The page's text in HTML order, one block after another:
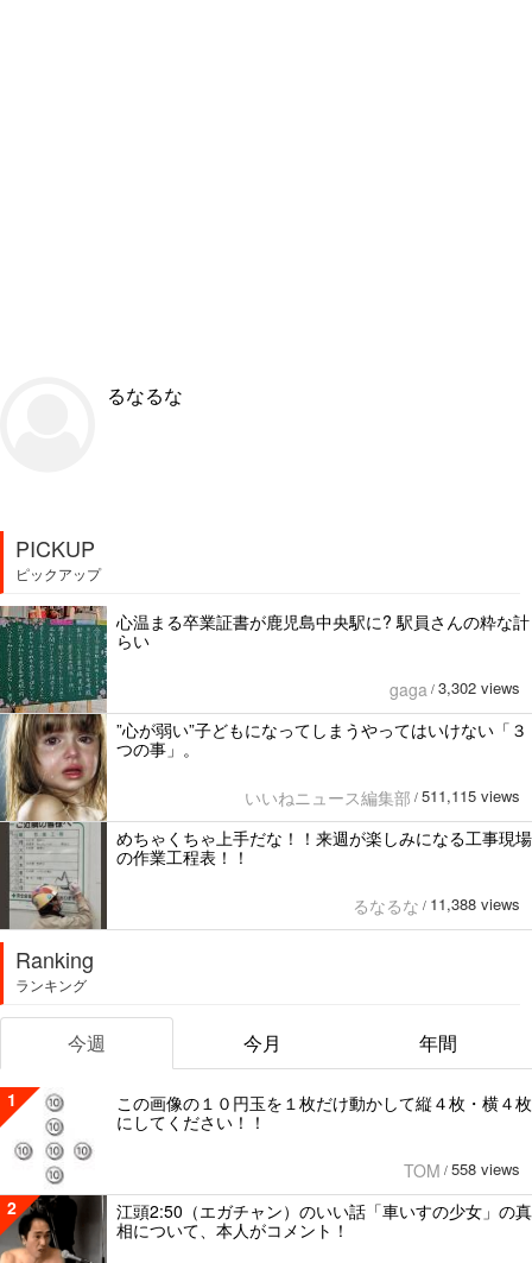
るなるな
PICKUP
ピックアップ
心温まる卒業証書が鹿児島中央駅に? 駅員さんの粋な計
らい
gaga / 3,302 views
”心が弱い”子どもになってしまうやってはいけない「３
つの事」。
いいねニュース編集部 / 511,115 views
めちゃくちゃ上手だな！！来週が楽しみになる工事現場
の作業工程表！！
るなるな / 11,388 views
Ranking
ランキング
今週 今月 年間
1
この画像の１０円玉を１枚だけ動かして縦４枚・横４枚
にしてください！！
TOM / 558 views
2
江頭2:50（エガチャン）のいい話「車いすの少女」の真
相について、本人がコメント！